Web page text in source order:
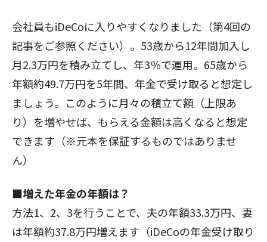
会社員もiDeCoに入りやすくなりました（第4回の
記事をご参照ください）。53歳から12年間加入し
月2.3万円を積み立てし、年3％で運用。65歳から
年額約49.7万円を5年間、年金で受け取ると想定し
ましょう。このように月々の積立て額（上限あ
り）を増やせば、もらえる金額は高くなると想定
できます（※元本を保証するものではありませ
ん）
■増えた年金の年額は？
方法1、2、3を行うことで、夫の年額33.3万円、妻
は年額約37.8万円増えます（iDeCoの年金受け取り